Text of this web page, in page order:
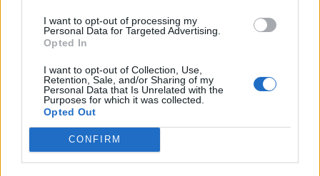
I want to opt-out of processing my
Personal Data for Targeted Advertising.
Opted In
I want to opt-out of Collection, Use,
Retention, Sale, and/or Sharing of my
Personal Data that Is Unrelated with the
Purposes for which it was collected.
Opted Out
CONFIRM
Fiesta Nacional de España
Noviembre
Lu Ma Mi Ju Vi
Do
5
11
12 13 14 15 16
17